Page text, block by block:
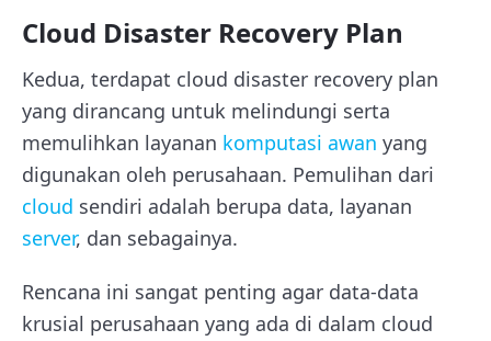
Cloud Disaster Recovery Plan
Kedua, terdapat cloud disaster recovery plan
yang dirancang untuk melindungi serta
memulihkan layanan komputasi awan yang
digunakan oleh perusahaan. Pemulihan dari
cloud sendiri adalah berupa data, layanan
server, dan sebagainya.
Rencana ini sangat penting agar data-data
krusial perusahaan yang ada di dalam cloud